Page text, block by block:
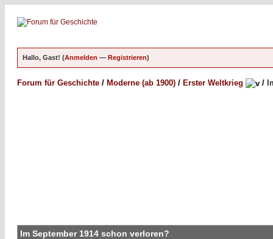
Hallo, Gast! (Anmelden — Registrieren)
Forum für Geschichte / Moderne (ab 1900) / Erster Weltkrieg /
Im September 1914 schon verloren?